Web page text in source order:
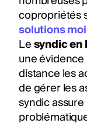
copropriétés
solutions
Lesyndic en
une
distance les
de gérer les
syndic